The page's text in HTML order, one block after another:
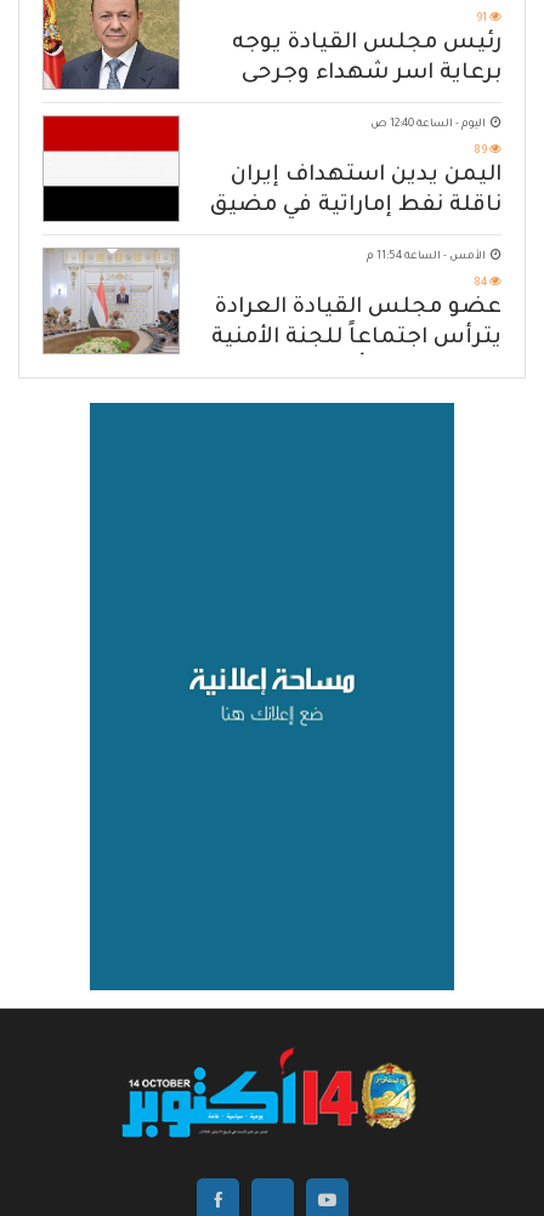
91
رئيس مجلس القيادة يوجه
برعاية اسر شهداء وجرحى
الهجوم الإرهابي الحوثي والرد
الحازم على مصدر التهديد
اليوم - الساعة 12:40 ص
89
اليمن يدين استهداف إيران
ناقلة نفط إماراتية في مضيق
هرمز
الأمس - الساعة 11:54 م
84
عضو مجلس القيادة العرادة
يترأس اجتماعاً للجنة الأمنية